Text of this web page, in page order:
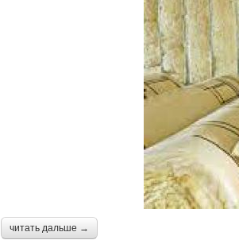
читать дальше →